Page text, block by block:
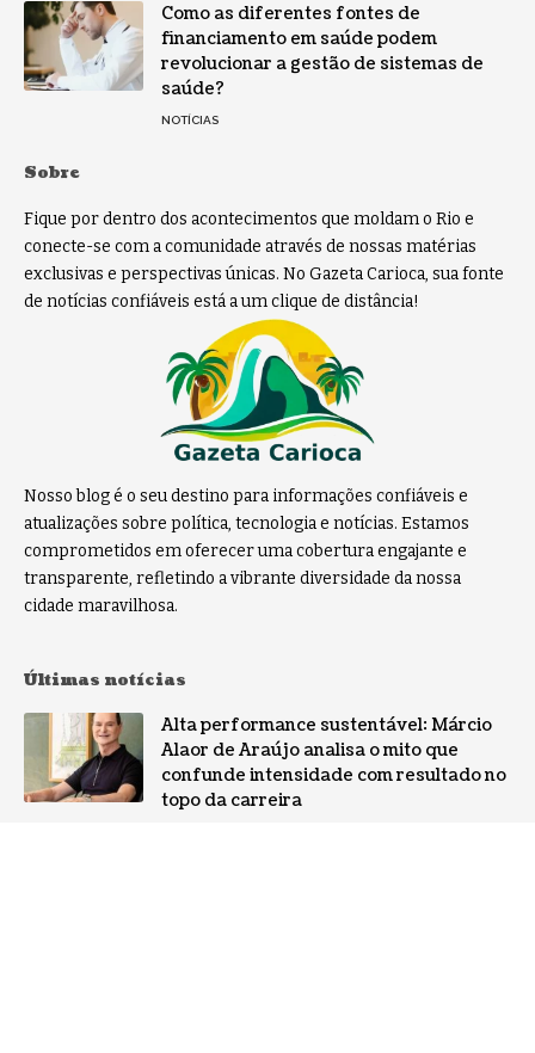
Como as diferentes fontes de
financiamento em saúde podem
revolucionar a gestão de sistemas de
saúde?
NOTÍCIAS
Sobre
Fique por dentro dos acontecimentos que moldam o Rio e
conecte-se com a comunidade através de nossas matérias
exclusivas e perspectivas únicas. No Gazeta Carioca, sua fonte
de notícias confiáveis está a um clique de distância!
Nosso blog é o seu destino para informações confiáveis e
atualizações sobre política, tecnologia e notícias. Estamos
comprometidos em oferecer uma cobertura engajante e
transparente, refletindo a vibrante diversidade da nossa
cidade maravilhosa.
Últimas notícias
Alta performance sustentável: Márcio
Alaor de Araújo analisa o mito que
confunde intensidade com resultado no
topo da carreira